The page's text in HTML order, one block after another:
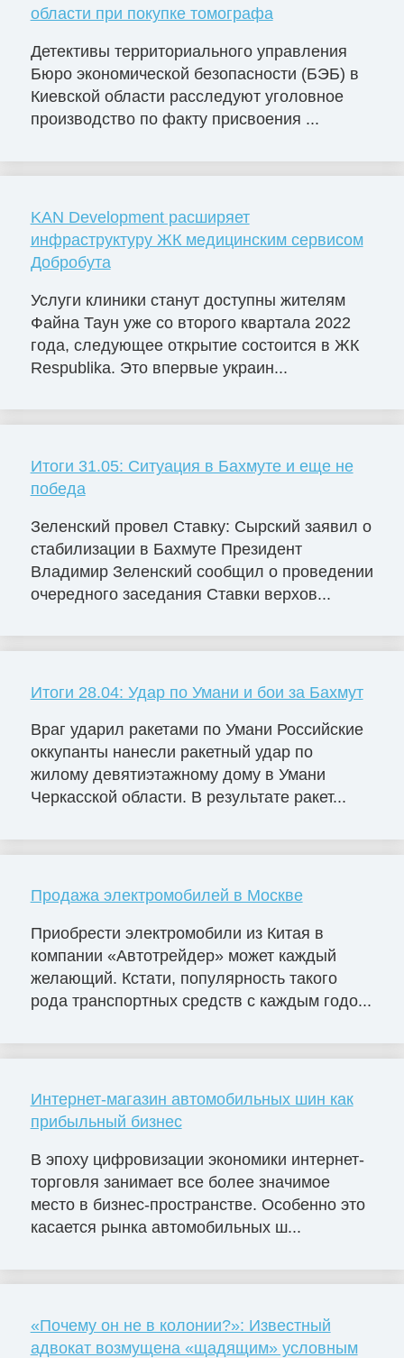
области при покупке томографа
Детективы территориального управления
Бюро экономической безопасности (БЭБ) в
Киевской области расследуют уголовное
производство по факту присвоения ...
KAN Development расширяет
инфраструктуру ЖК медицинским сервисом
Добробута
Услуги клиники станут доступны жителям
Файна Таун уже со второго квартала 2022
года, следующее открытие состоится в ЖК
Respublika. Это впервые украин...
Итоги 31.05: Ситуация в Бахмуте и еще не
победа
Зеленский провел Ставку: Сырский заявил о
стабилизации в Бахмуте Президент
Владимир Зеленский сообщил о проведении
очередного заседания Ставки верхов...
Итоги 28.04: Удар по Умани и бои за Бахмут
Враг ударил ракетами по Умани Российские
оккупанты нанесли ракетный удар по
жилому девятиэтажному дому в Умани
Черкасской области. В результате ракет...
Продажа электромобилей в Москве
Приобрести электромобили из Китая в
компании «Автотрейдер» может каждый
желающий. Кстати, популярность такого
рода транспортных средств с каждым годо...
Интернет-магазин автомобильных шин как
прибыльный бизнес
В эпоху цифровизации экономики интернет-
торговля занимает все более значимое
место в бизнес-пространстве. Особенно это
касается рынка автомобильных ш...
«Почему он не в колонии?»: Известный
адвокат возмущена «щадящим» условным